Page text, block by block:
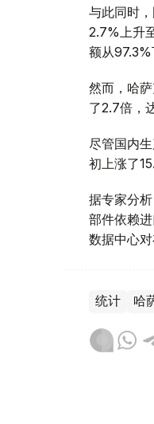
与此同时
2.7%上升
额从97.3%
然而，哈
了2.7倍，
尽管国内
初上涨了
据专家分
部件依赖
数据中心
统计 哈